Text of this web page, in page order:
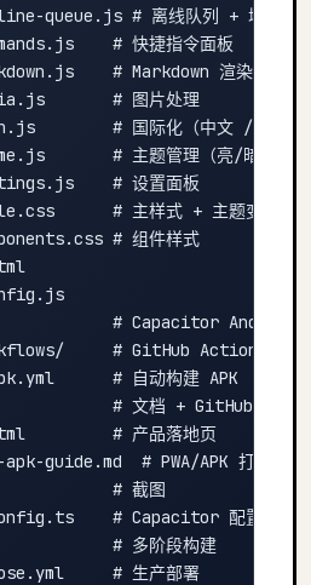
queue.js # 离线队列 + 增量同
# 快捷指令面板
# Markdown 渲染 + 代
# 图片处理
# 国际化（中文 /
# 主题管理（亮/暗/自动
# 设置面板
# 主样式 + 主题变量
# 组件样式
# Capacitor Android
# GitHub Actions
# 自动构建 APK
# 文档 + GitHub Pages
# 产品落地页
guide.md  # PWA/APK 打包指南
# 截图
# Capacitor 配置
# 多阶段构建
# 生产部署